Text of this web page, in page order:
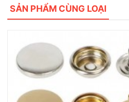
SẢN PHẨM CÙNG LOẠI